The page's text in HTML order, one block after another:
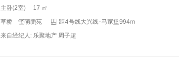
主卧(2室) 17 ㎡
草桥 玺萌鹏苑
距4号线大兴线-马家堡994m
来自经纪人: 乐聚地产 周子超